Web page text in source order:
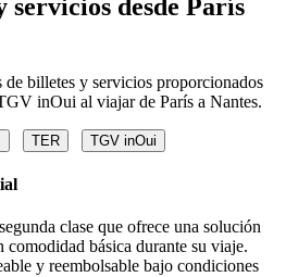
servicios desde París
billetes y servicios proporcionados
inOui al viajar de París a Nantes.
TER TGV inOui
clase que ofrece una solución
comodidad básica durante su viaje.
y reembolsable bajo condiciones